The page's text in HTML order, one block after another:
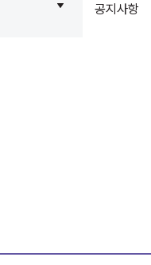
공지사항